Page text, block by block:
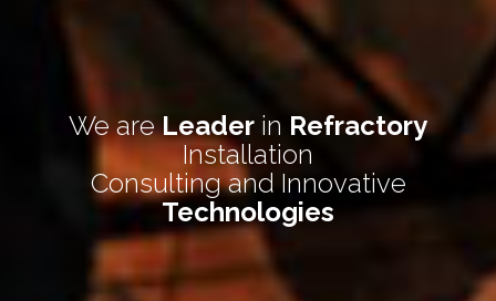
We areLeader in Refractory
Installation
Consulting and Innovative
Technologies